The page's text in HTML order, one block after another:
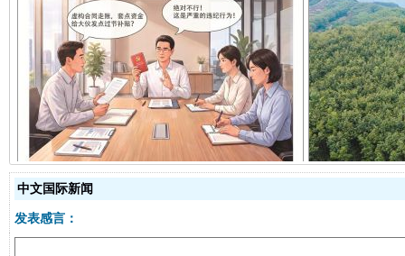
揭开“小金库”的免责幌子
中文国际新闻
发表感言：